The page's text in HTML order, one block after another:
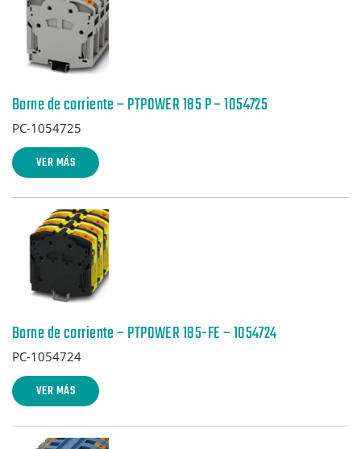
Borne de corriente – PTPOWER 185 P – 1054725
PC-1054725
VER MÁS
Borne de corriente – PTPOWER 185-FE – 1054724
PC-1054724
VER MÁS